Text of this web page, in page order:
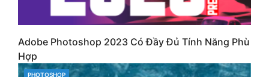
Adobe Photoshop 2023 Có Đầy Đủ Tính Năng Phù
Hợp
CATEGORIES
PHOTOSHOP